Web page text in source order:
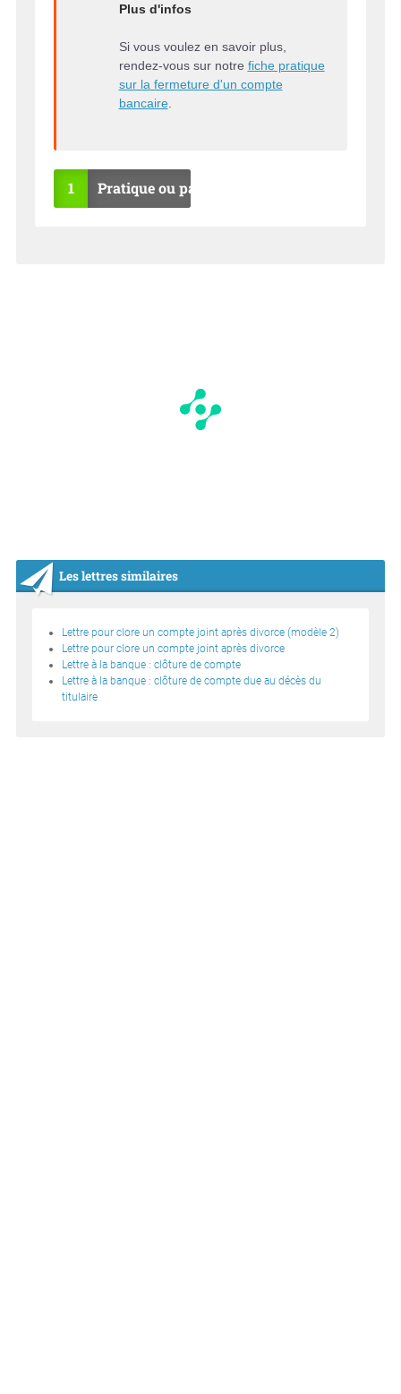
Plus d'infos
Si vous voulez en savoir plus,
rendez-vous sur notre fiche pratique
sur la fermeture d'un compte
bancaire.
1 Pratique ou pas ?
Les lettres similaires
Lettre pour clore un compte joint après divorce (modèle 2)
Lettre pour clore un compte joint après divorce
Lettre à la banque : clôture de compte
Lettre à la banque : clôture de compte due au décès du
titulaire